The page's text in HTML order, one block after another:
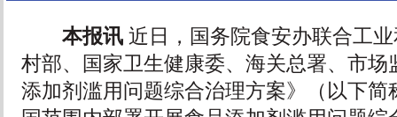
本报讯近日，国务院食安办联合工
村部、国家卫生健康委、海关总署、市场
添加剂滥用问题综合治理方案》（以下简